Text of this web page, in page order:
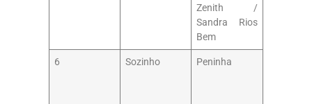
Zenith /
Sandra Rios
Bem
6 Sozinho Peninha